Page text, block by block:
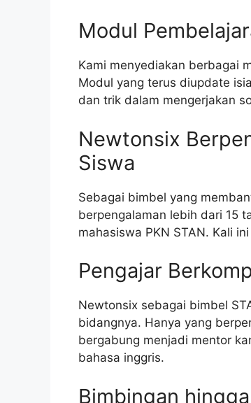
Modul
Kami menyediakan berbagai
Modul yang terus diupdate
dan trik dalam mengerjakan
Newtonsix
Siswa
Sebagai bimbel yang
berpengalaman lebih dari 15
mahasiswa PKN STAN. Kali
Pengajar
Newtonsix sebagai bimbel
bidangnya. Hanya yang
bergabung menjadi mentor
bahasa inggris.
Bimbingan